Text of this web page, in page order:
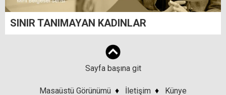
SINIR TANIMAYAN KADINLAR
Sayfa başına git
Masaüstü Görünümü ♦ İletişim ♦ Künye